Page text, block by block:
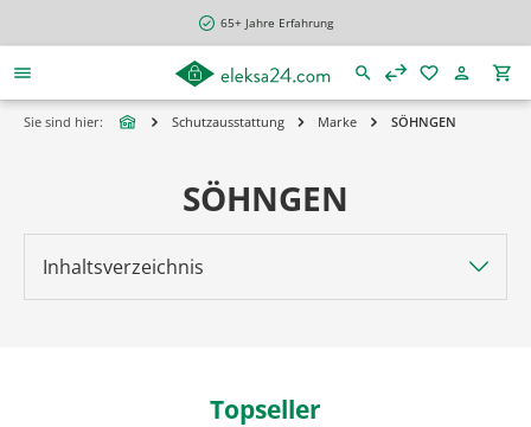
65+ Jahre Erfahrung
Sie sind hier: Schutzausstattung Marke SÖHNGEN
Inhaltsverzeichnis
SÖHNGEN
Topseller